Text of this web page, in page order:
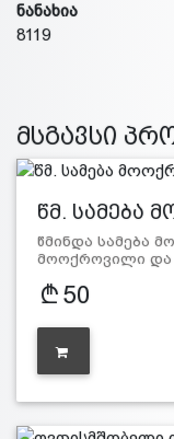
ნანახია
8119
მსგავსი
წმ. სამება
წმინდა სამება
მოოქროვილი და
50